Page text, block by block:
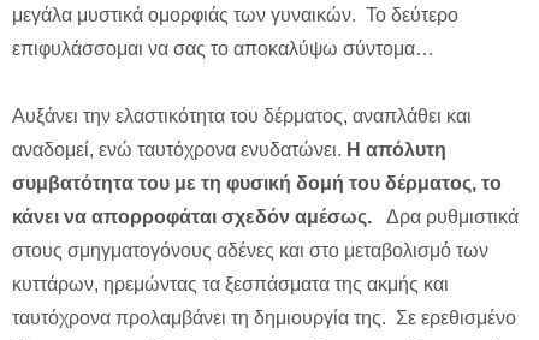
μεγάλα μυστικά ομορφιάς των γυναικών. Το δεύτερο
επιφυλάσσομαι να σας το αποκαλύψω σύντομα…
Αυξάνει την ελαστικότητα του δέρματος, αναπλάθει και
αναδομεί, ενώ ταυτόχρονα ενυδατώνει. Η απόλυτη
συμβατότητα του με τη φυσική δομή του δέρματος, το
κάνει να απορροφάται σχεδόν αμέσως. Δρα ρυθμιστικά
στους σμηγματογόνους αδένες και στο μεταβολισμό των
κυττάρων, ηρεμώντας τα ξεσπάσματα της ακμής και
ταυτόχρονα προλαμβάνει τη δημιουργία της. Σε ερεθισμένο